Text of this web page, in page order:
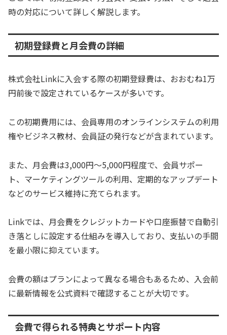
時の対応について詳しく解説します。
初期登録費と月会費の詳細
株式会社Linkに入会する際の初期登録費は、おおむね1万
円前後で設定されているケースが多いです。
この初期費用には、会員専用のオンラインシステムの利用
権やビジネス教材、会員証の発行などが含まれています。
また、月会費は3,000円〜5,000円程度で、会員サポー
ト、マーケティングツールの利用、定期的なアップデート
などのサービス維持に充てられます。
Linkでは、月会費をクレジットカードや口座振替で自動引
き落としに設定する仕組みを導入しており、支払いの手間
を最小限に抑えています。
会費の額はプランによって異なる場合もあるため、入会前
に最新情報を公式資料で確認することが大切です。
会費で得られる特典とサポート内容